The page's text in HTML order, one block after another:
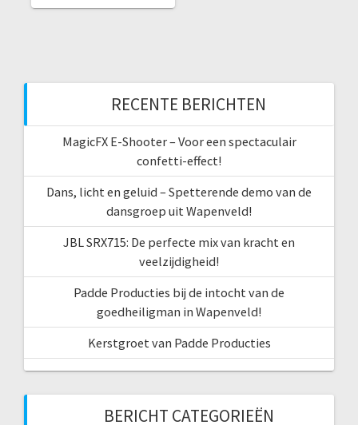
RECENTE BERICHTEN
MagicFX E-Shooter – Voor een spectaculair
confetti-effect!
Dans, licht en geluid – Spetterende demo van de
dansgroep uit Wapenveld!
JBL SRX715: De perfecte mix van kracht en
veelzijdigheid!
Padde Producties bij de intocht van de
goedheiligman in Wapenveld!
Kerstgroet van Padde Producties
BERICHT CATEGORIEËN